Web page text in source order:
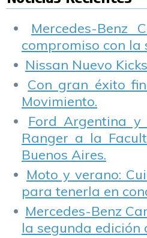
celular.
Mercedes-Benz
compromiso con la
Nissan Nuevo
Con gran éxito
Movimiento.
Ford Argentina
Ranger a la
Buenos Aires.
Moto y verano:
para tenerla en
Mercedes-Benz
la segunda edición